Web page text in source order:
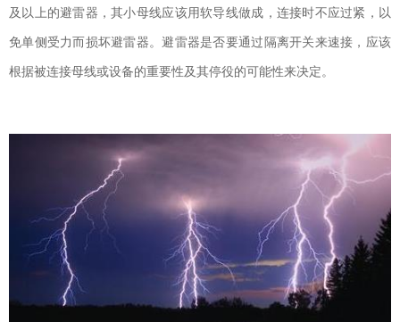
及以上的避雷器，其小母线应该用软导线做成，连接时不应过紧，以
免单侧受力而损坏避雷器。避雷器是否要通过隔离开关来速接，应该
根据被连接母线或设备的重要性及其停役的可能性来决定。